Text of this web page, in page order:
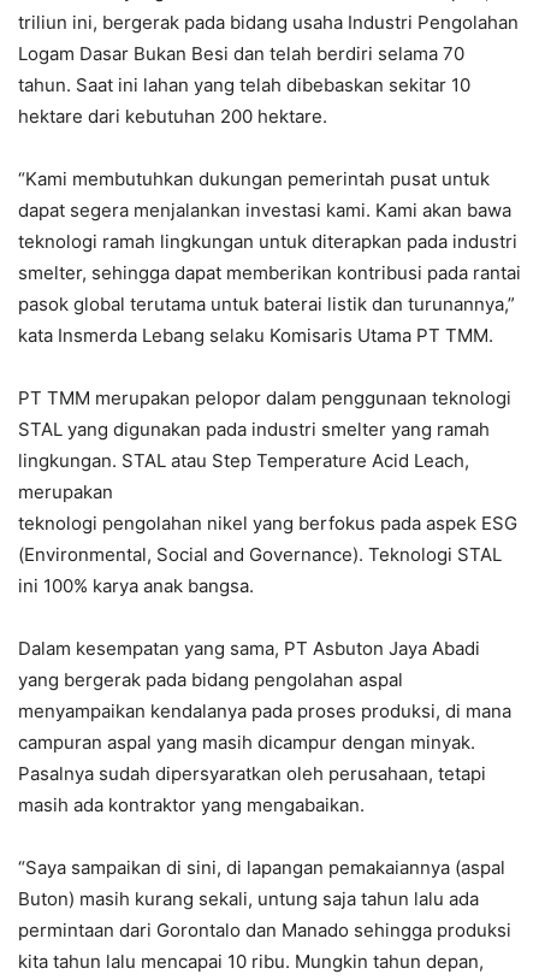
triliun ini, bergerak pada bidang usaha Industri Pengolahan
Logam Dasar Bukan Besi dan telah berdiri selama 70
tahun. Saat ini lahan yang telah dibebaskan sekitar 10
hektare dari kebutuhan 200 hektare.
“Kami membutuhkan dukungan pemerintah pusat untuk
dapat segera menjalankan investasi kami. Kami akan bawa
teknologi ramah lingkungan untuk diterapkan pada industri
smelter, sehingga dapat memberikan kontribusi pada rantai
pasok global terutama untuk baterai listik dan turunannya,”
kata Insmerda Lebang selaku Komisaris Utama PT TMM.
PT TMM merupakan pelopor dalam penggunaan teknologi
STAL yang digunakan pada industri smelter yang ramah
lingkungan. STAL atau Step Temperature Acid Leach,
merupakan
teknologi pengolahan nikel yang berfokus pada aspek ESG
(Environmental, Social and Governance). Teknologi STAL
ini 100% karya anak bangsa.
Dalam kesempatan yang sama, PT Asbuton Jaya Abadi
yang bergerak pada bidang pengolahan aspal
menyampaikan kendalanya pada proses produksi, di mana
campuran aspal yang masih dicampur dengan minyak.
Pasalnya sudah dipersyaratkan oleh perusahaan, tetapi
masih ada kontraktor yang mengabaikan.
“Saya sampaikan di sini, di lapangan pemakaiannya (aspal
Buton) masih kurang sekali, untung saja tahun lalu ada
permintaan dari Gorontalo dan Manado sehingga produksi
kita tahun lalu mencapai 10 ribu. Mungkin tahun depan,